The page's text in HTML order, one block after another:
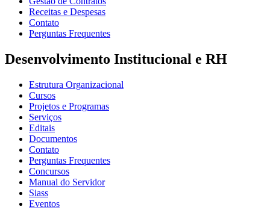
Receitas e Despesas
Contato
Perguntas Frequentes
Desenvolvimento Institucional e RH
Estrutura Organizacional
Cursos
Projetos e Programas
Serviços
Editais
Documentos
Contato
Perguntas Frequentes
Concursos
Manual do Servidor
Siass
Eventos